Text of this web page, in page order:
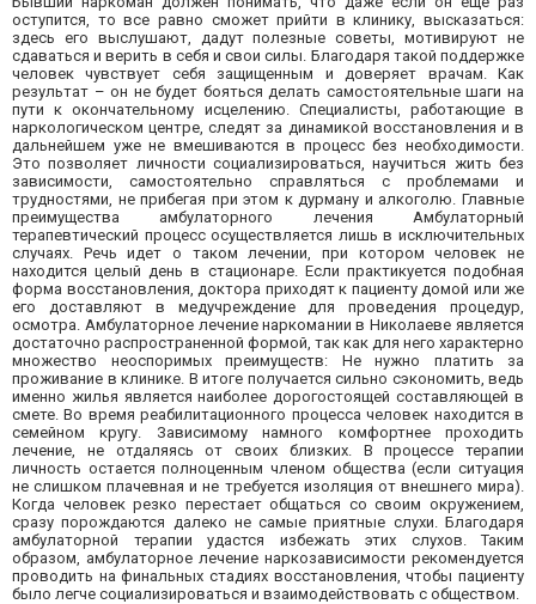
оступится, то все равно сможет прийти в клинику, высказаться:
здесь его выслушают, дадут полезные советы, мотивируют не
сдаваться и верить в себя и свои силы. Благодаря такой поддержке
человек чувствует себя защищенным и доверяет врачам. Как
результат – он не будет бояться делать самостоятельные шаги на
пути к окончательному исцелению. Специалисты, работающие в
наркологическом центре, следят за динамикой восстановления и в
дальнейшем уже не вмешиваются в процесс без необходимости.
Это позволяет личности социализироваться, научиться жить без
зависимости, самостоятельно справляться с проблемами и
трудностями, не прибегая при этом к дурману и алкоголю. Главные
преимущества амбулаторного лечения Амбулаторный
терапевтический процесс осуществляется лишь в исключительных
случаях. Речь идет о таком лечении, при котором человек не
находится целый день в стационаре. Если практикуется подобная
форма восстановления, доктора приходят к пациенту домой или же
его доставляют в медучреждение для проведения процедур,
осмотра. Амбулаторное лечение наркомании в Николаеве является
достаточно распространенной формой, так как для него характерно
множество неоспоримых преимуществ: Не нужно платить за
проживание в клинике. В итоге получается сильно сэкономить, ведь
именно жилья является наиболее дорогостоящей составляющей в
смете. Во время реабилитационного процесса человек находится в
семейном кругу. Зависимому намного комфортнее проходить
лечение, не отдаляясь от своих близких. В процессе терапии
личность остается полноценным членом общества (если ситуация
не слишком плачевная и не требуется изоляция от внешнего мира).
Когда человек резко перестает общаться со своим окружением,
сразу порождаются далеко не самые приятные слухи. Благодаря
амбулаторной терапии удастся избежать этих слухов. Таким
образом, амбулаторное лечение наркозависимости рекомендуется
проводить на финальных стадиях восстановления, чтобы пациенту
было легче социализироваться и взаимодействовать с обществом.